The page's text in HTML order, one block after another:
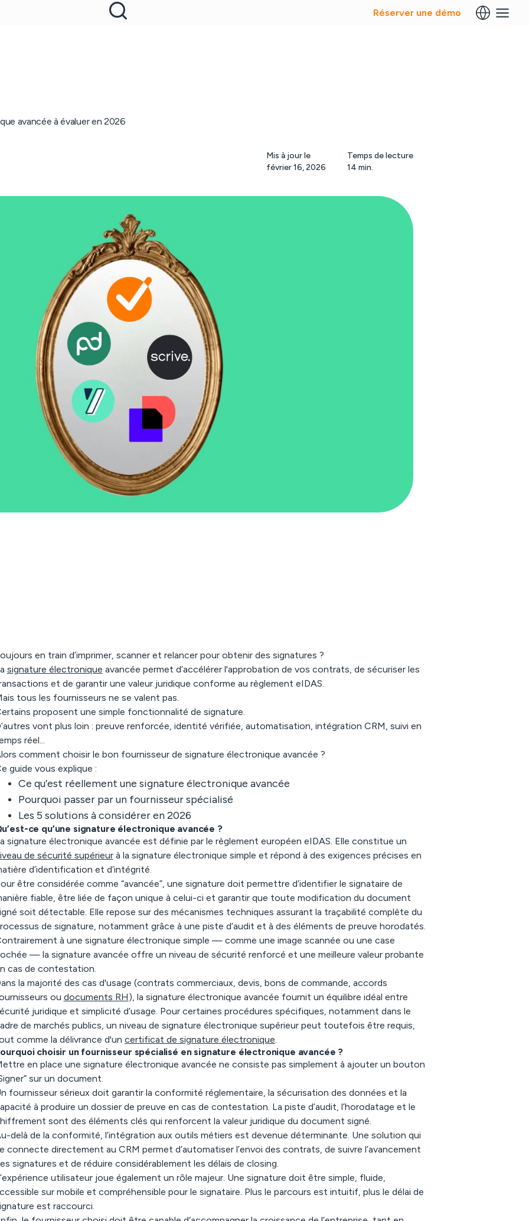
Réserver une démo
avancée à évaluer en 2026
Mis à jour le
février 16, 2026
Temps de lecture
14 min.
en train d’imprimer, scanner et relancer pour obtenir des signatures ?
signature électronique avancée permet d’accélérer l'approbation de vos contrats, de sécuriser les
et de garantir une valeur juridique conforme au règlement eIDAS.
tous les fournisseurs ne se valent pas.
proposent une simple fonctionnalité de signature.
vont plus loin : preuve renforcée, identité vérifiée, automatisation, intégration CRM, suivi en
réel...
comment choisir le bon fournisseur de signature électronique avancée ?
guide vous explique :
Ce qu’est réellement une signature électronique avancée
Pourquoi passer par un fournisseur spécialisé
Les 5 solutions à considérer en 2026
ce qu’une signature électronique avancée ?
signature électronique avancée est définie par le règlement européen eIDAS. Elle constitue un
de sécurité supérieurà la signature électronique simple et répond à des exigences précises en
d’identification et d’intégrité.
être considérée comme “avancée”, une signature doit permettre d’identifier le signataire de
fiable, être liée de façon unique à celui-ci et garantir que toute modification du document
soit détectable. Elle repose sur des mécanismes techniques assurant la traçabilité complète du
de signature, notamment grâce à une piste d’audit et à des éléments de preuve horodatés.
à une signature électronique simple — comme une image scannée ou une case
— la signature avancée offre un niveau de sécurité renforcé et une meilleure valeur probante
cas de contestation.
la majorité des cas d'usage (contrats commerciaux, devis, bons de commande, accords
ou documents RH), la signature électronique avancée fournit un équilibre idéal entre
juridique et simplicité d’usage. Pour certaines procédures spécifiques, notamment dans le
de marchés publics, un niveau de signature électronique supérieur peut toutefois être requis,
comme la délivrance d'un certificat de signature électronique.
choisir un fournisseur spécialisé en signature électronique avancée ?
en place une signature électronique avancée ne consiste pas simplement à ajouter un bouton
sur un document.
fournisseur sérieux doit garantir la conformité réglementaire, la sécurisation des données et la
à produire un dossier de preuve en cas de contestation. La piste d’audit, l’horodatage et le
sont des éléments clés qui renforcent la valeur juridique du document signé.
delà de la conformité, l’intégration aux outils métiers est devenue déterminante. Une solution qui
connecte directement au CRM permet d’automatiser l’envoi des contrats, de suivre l’avancement
signatures et de réduire considérablement les délais de closing.
utilisateur joue également un rôle majeur. Une signature doit être simple, fluide,
sur mobile et compréhensible pour le signataire. Plus le parcours est intuitif, plus le délai de
est raccourci.